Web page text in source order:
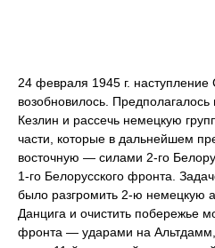
24 февраля 1945 г. наступление
возобновилось. Предполагалось
Кезлин и рассечь немецкую
части, которые в дальнейшем
восточную — силами 2-го
1-го Белорусского фронта.
было разгромить 2-ю немецкую
Данцига и очистить побережье
фронта — ударами на